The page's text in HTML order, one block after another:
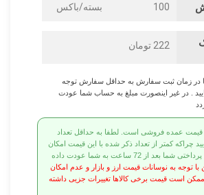
100 بسته/باکس
222 تومان
در زمان ثبت سفارش به حداقل سفارش توجه
. در غیر اینصورت مبلغ به حساب شما عودت
قیمت عمده فروشی است. لطفا به حداقل تعداد
چراکه کمتر از تعداد ذکر شده با این قیمت امکان
فروش نبوده و وجه پرداختی شما بعد از 72 ساعت به شما عودت داده
توجه به نوسانات قیمت ارز و بازار و عدم امکان
است قیمت برخی کالاها تغییرات جزیی داشته